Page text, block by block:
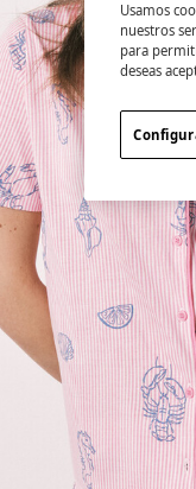
Usamos
nuestros
para
deseas